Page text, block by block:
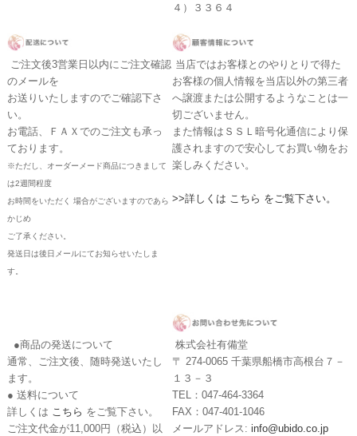
４）３３６４
ご注文後3営業日以内にご注文確認
のメールを
お送りいたしますのでご確認下さ
い。
お電話、ＦＡＸでのご注文も承っ
ております。
※ただし、オーダーメード商品につきまして
は2週間程度
お時間をいただく 場合がございますのであら
かじめ
ご了承ください。
発送日は後日メールにてお知らせいたしま
す。
当店ではお客様とのやりとりで得た
お客様の個人情報を当店以外の第三者
へ譲渡または公開するようなことは一
切ございません。
また情報はＳＳＬ暗号化通信により保
護されますので安心してお買い物をお
楽しみください。
>>詳しくは こちら をご覧下さい。
●商品の発送について
通常、ご注文後、随時発送いたし
ます。
● 送料について
詳しくは こちら をご覧下さい。
ご注文代金が11,000円（税込）以
株式会社有備堂
〒 274-0065 千葉県船橋市高根台７－
１３－３
TEL：047-464-3364
FAX：047-401-1046
メールアドレス: info@ubido.co.jp